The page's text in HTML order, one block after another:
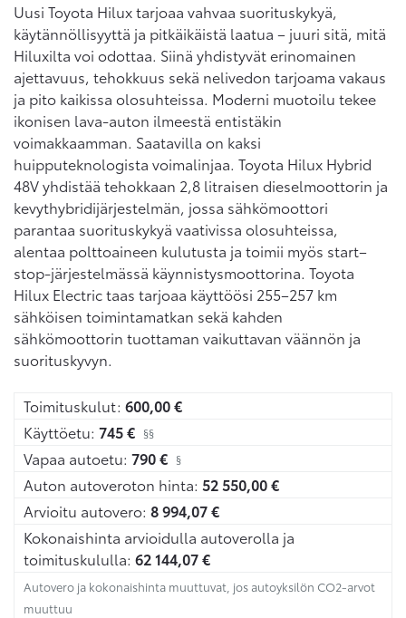
Uusi Toyota Hilux tarjoaa vahvaa suorituskykyä,
käytännöllisyyttä ja pitkäikäistä laatua – juuri sitä, mitä
Hiluxilta voi odottaa. Siinä yhdistyvät erinomainen
ajettavuus, tehokkuus sekä nelivedon tarjoama vakaus
ja pito kaikissa olosuhteissa. Moderni muotoilu tekee
ikonisen lava-auton ilmeestä entistäkin
voimakkaamman. Saatavilla on kaksi
huipputeknologista voimalinjaa. Toyota Hilux Hybrid
48V yhdistää tehokkaan 2,8 litraisen dieselmoottorin ja
kevythybridijärjestelmän, jossa sähkömoottori
parantaa suorituskykyä vaativissa olosuhteissa,
alentaa polttoaineen kulutusta ja toimii myös start–
stop-järjestelmässä käynnistysmoottorina. Toyota
Hilux Electric taas tarjoaa käyttöösi 255–257 km
sähköisen toimintamatkan sekä kahden
sähkömoottorin tuottaman vaikuttavan väännön ja
suorituskyvyn.
Toimituskulut: 600,00€
Käyttöetu: 745€ §§
Vapaa autoetu: 790€ §
Auton autoveroton hinta: 52 550,00€
Arvioitu autovero: 8 994,07€
Kokonaishinta arvioidulla autoverolla ja
toimituskululla: 62 144,07€
Autovero ja kokonaishinta muuttuvat, jos autoyksilön CO2-arvot
muuttuu